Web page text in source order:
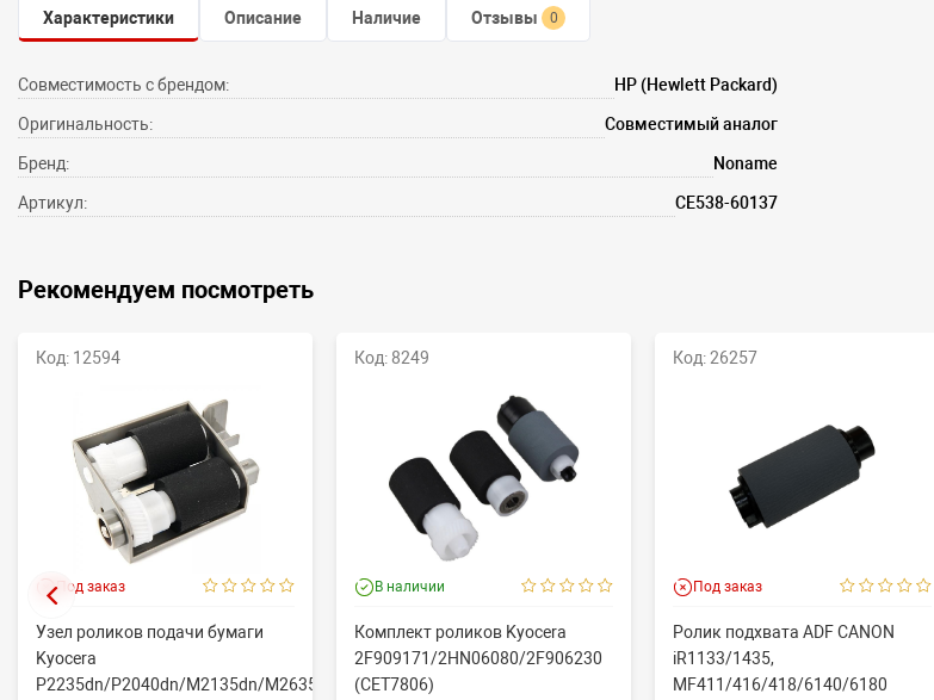
Характеристики Описание Наличие Отзывы 0
Совместимость с брендом: HP (Hewlett Packard)
Оригинальность: Совместимый аналог
Бренд: Noname
Артикул: CE538-60137
Рекомендуем посмотреть
Код: 12594
Под заказ
Узел роликов подачи бумаги
Kyocera
P2235dn/P2040dn/M2135dn/M2635dn/M2735dw/M2040dn
Код: 8249
В наличии
Комплект роликов Kyocera
2F909171/2HN06080/2F906230
(CET7806)
Код: 26257
Под заказ
Ролик подхвата ADF CANON
iR1133/1435,
MF411/416/418/6140/6180